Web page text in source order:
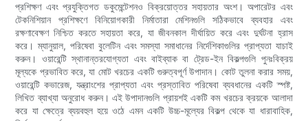
প্রশিক্ষণ এবং প্রযুক্তিগত ডকুমেন্টেশনও বিক্রয়োত্তর সহায়তার অংশ। অপারেটর এবং
টেকনিশিয়ান প্রশিক্ষণে বিনিয়োগকারী নির্মাতারা মেশিনগুলি সঠিকভাবে ব্যবহার এবং
রক্ষণাবেক্ষণ নিশ্চিত করতে সহায়তা করে, যা জীবনকাল দীর্ঘায়িত করে এবং দুর্ঘটনা হ্রাস
করে। ম্যানুয়াল, পরিষেবা বুলেটিন এবং সমস্যা সমাধানের নির্দেশিকাগুলির প্রাপ্যতা যাচাই
করুন। ওয়ারেন্টি স্থানান্তরযোগ্যতা এবং বাইব্যাক বা ট্রেড-ইন বিকল্পগুলি পুনঃবিক্রয়
মূল্যকে প্রভাবিত করে, যা মোট খরচের একটি গুরুত্বপূর্ণ উপাদান। কোট তুলনা করার সময়,
ওয়ারেন্টি কভারেজ, যন্ত্রাংশের প্রাপ্যতা এবং প্রস্তাবিত পরিষেবা ব্যবধানের একটি স্পষ্ট,
লিখিত ব্যাখ্যা অনুরোধ করুন। এই উপাদানগুলি প্রায়শই একটি কম খরচের ক্রয়কে আলাদা
করে যা ক্ষেত্রে ব্যয়বহুল হয়ে ওঠে এমন একটি উচ্চ-মূল্যের বিকল্প থেকে যা ধারাবাহিক,